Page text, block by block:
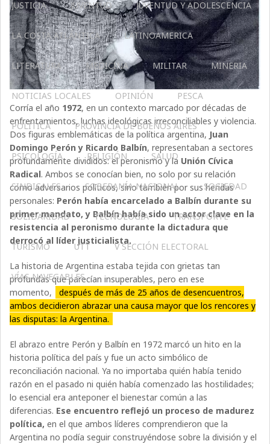
JUSTICIA JUVENTUD JUVENTUD Y ADOLESCENCIA
LA COSTA ATLÁNTICA LATINOAMERICA
LITERATURA MEDICINA MILITAR MINERIA
NOTICIAS LOCALES OPINIÓN PESCA
POLÍTICA PROVINCIA DE BUENOS AIRES
PSICOLOGÍA RELIGIÓN SALUD
SINDICALES SOBERANÍA NACIONAL SOCIEDAD
SOLIDARIDAD TECNOLOGÍA TRANSPORTE
TURISMO UTT V SECCIÓN ELECTORAL
VÍAS NAVEGABLES
Corría el año 1972, en un contexto marcado por décadas de
enfrentamientos, luchas ideológicas irreconciliables y violencia.
Dos figuras emblemáticas de la política argentina, Juan
Domingo Perón y Ricardo Balbín, representaban a sectores
profundamente divididos: el peronismo y la Unión Cívica
Radical. Ambos se conocían bien, no solo por su relación
como adversarios políticos, sino también por sus heridas
personales: Perón había encarcelado a Balbín durante su
primer mandato, y Balbín había sido un actor clave en la
resistencia al peronismo durante la dictadura que
derrocó al líder justicialista.
La historia de Argentina estaba tejida con grietas tan
profundas que parecían insuperables, pero en ese
momento,
después de más de 25 años de desencuentros,
ambos decidieron abrazar una causa mayor que los rencores y
las disputas: la Argentina.
El abrazo entre Perón y Balbín en 1972 marcó un hito en la
historia política del país y fue un acto simbólico de
reconciliación nacional. Ya no importaba quién había tenido
razón en el pasado ni quién había comenzado las hostilidades;
lo esencial era anteponer el bienestar común a las
diferencias. Ese encuentro reflejó un proceso de madurez
política, en el que ambos líderes comprendieron que la
Argentina no podía seguir construyéndose sobre la división y el